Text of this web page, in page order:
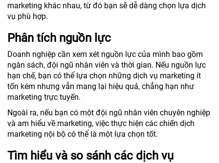
marketing khác nhau, từ đó bạn sẽ dễ dàng chọn lựa dịch
vụ phù hợp.
Phân tích nguồn lực
Doanh nghiệp cần xem xét nguồn lực của mình bao gồm
ngân sách, đội ngũ nhân viên và thời gian. Nếu nguồn lực
hạn chế, bạn có thể lựa chọn những dịch vụ marketing ít
tốn kém nhưng vẫn mang lại hiệu quả, chẳng hạn như
marketing trực tuyến.
Ngoài ra, nếu bạn có một đội ngũ nhân viên chuyên nghiệp
và am hiểu về marketing, việc thực hiện các chiến dịch
marketing nội bộ có thể là một lựa chọn tốt.
Tìm hiểu và so sánh các dịch vụ